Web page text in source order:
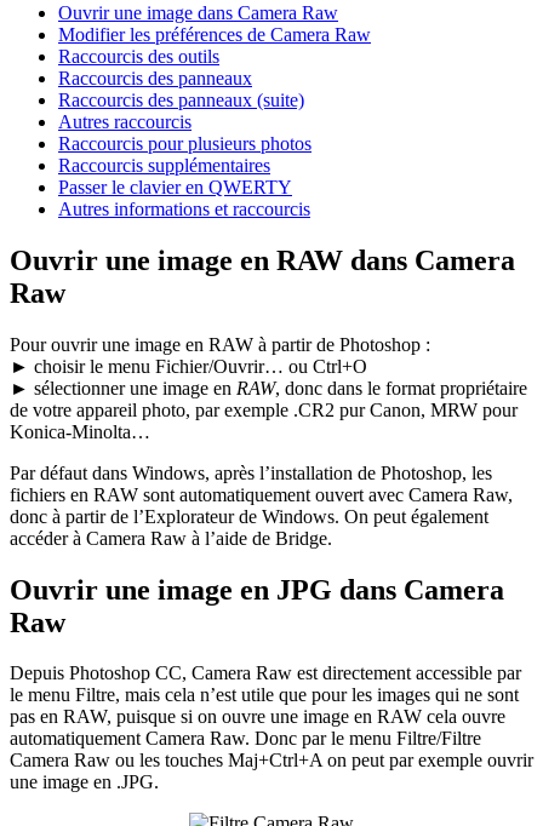
Ouvrir une image dans Camera Raw
Modifier les préférences de Camera Raw
Raccourcis des outils
Raccourcis des panneaux
Raccourcis des panneaux (suite)
Autres raccourcis
Raccourcis pour plusieurs photos
Raccourcis supplémentaires
Passer le clavier en QWERTY
Autres informations et raccourcis
Ouvrir une image en RAW dans Camera
Raw
Pour ouvrir une image en RAW à partir de Photoshop :
► choisir le menu Fichier/Ouvrir… ou Ctrl+O
► sélectionner une image en RAW, donc dans le format propriétaire
de votre appareil photo, par exemple .CR2 pur Canon, MRW pour
Konica-Minolta…
Par défaut dans Windows, après l’installation de Photoshop, les
fichiers en RAW sont automatiquement ouvert avec Camera Raw,
donc à partir de l’Explorateur de Windows. On peut également
accéder à Camera Raw à l’aide de Bridge.
Ouvrir une image en JPG dans Camera
Raw
Depuis Photoshop CC, Camera Raw est directement accessible par
le menu Filtre, mais cela n’est utile que pour les images qui ne sont
pas en RAW, puisque si on ouvre une image en RAW cela ouvre
automatiquement Camera Raw. Donc par le menu Filtre/Filtre
Camera Raw ou les touches Maj+Ctrl+Aon peut par exemple ouvrir
une image en .JPG.